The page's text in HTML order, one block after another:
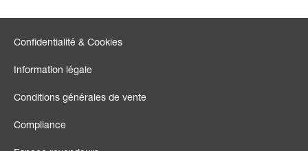
Confidentialité & Cookies
Information légale
Conditions générales de vente
Compliance